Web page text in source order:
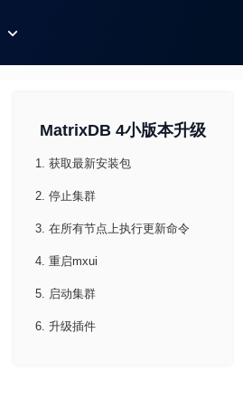
MatrixDB 4小版本升级
1. 获取最新安装包
2. 停止集群
3. 在所有节点上执行更新命令
4. 重启mxui
5. 启动集群
6. 升级插件